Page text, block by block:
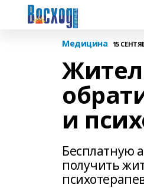
Медицина 15
и
Бесплатную
получить